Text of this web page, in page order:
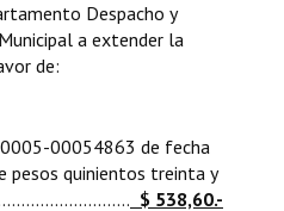
Registro
Despacho y
a extender la
de:
00054863 de fecha
pesos quinientos treinta y
$ 538,60.-